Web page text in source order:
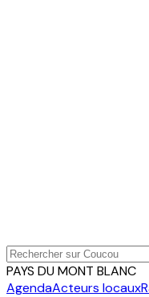
PAYS DU MONT BLANC
AgendaActeurs locaux